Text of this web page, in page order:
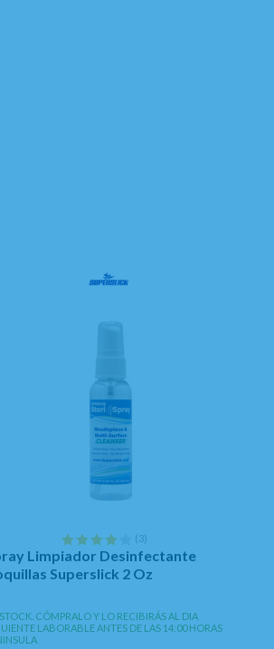
(3)
Limpiador Desinfectante
Superslick 2 Oz
CÓMPRALO Y LO RECIBIRÁS AL DIA
LABORABLE ANTES DE LAS 14:00 HORAS